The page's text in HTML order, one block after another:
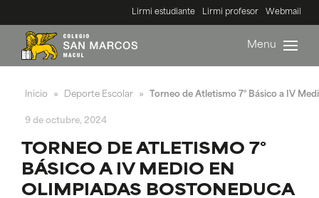
Lirmi estudiante Lirmi profesor Webmail
Menu
Inicio » Deporte Escolar » Torneo de Atletismo 7° Básico a IV
9 de octubre, 2024
TORNEO DE ATLETISMO 7°
BÁSICO A IV MEDIO EN
OLIMPIADAS BOSTONEDUCA